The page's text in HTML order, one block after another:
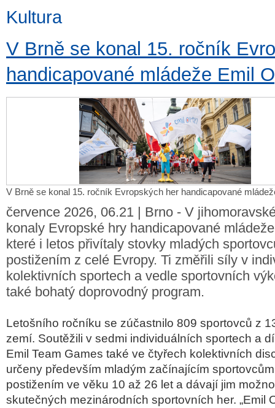
Kultura
V Brně se konal 15. ročník
handicapované mládeže Emil
V Brně se konal 15. ročník Evropských her handicapované
července 2026, 06.21 | Brno - V
konaly Evropské hry handicapované
které i letos přivítaly stovky mladých
postižením z celé Evropy. Ti změřili síly v
kolektivních sportech a vedle sportovních
také bohatý doprovodný program.
Letošního ročníku se zúčastnilo 809 sportovců z
zemí. Soutěžili v sedmi individuálních sportech a
Emil Team Games také ve čtyřech kolektivních
určeny především mladým začínajícím
postižením ve věku 10 až 26 let a dávají jim
skutečných mezinárodních sportovních her. „Emil